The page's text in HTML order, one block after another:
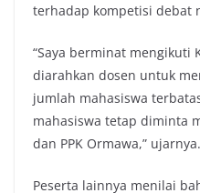
terhadap kompetisi debat
“Saya berminat mengikuti
diarahkan dosen untuk
jumlah mahasiswa
mahasiswa tetap diminta
dan PPK Ormawa,” ujarnya.
Peserta lainnya menilai